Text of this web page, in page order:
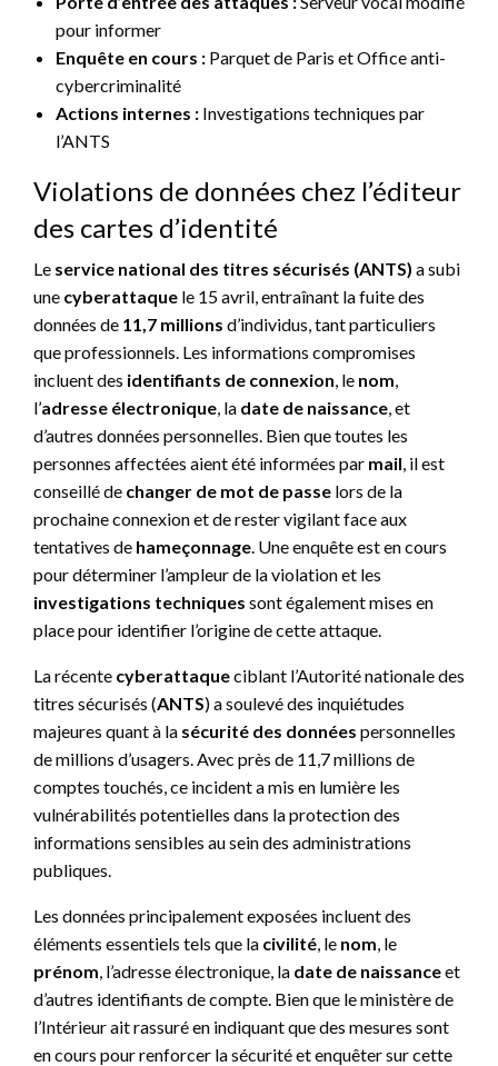
pour informer
Enquête en cours : Parquet de Paris et Office anti-
cybercriminalité
Actions internes : Investigations techniques par
l’ANTS
Violations de données chez l’éditeur
des cartes d’identité
Le service national des titres sécurisés (ANTS) a subi
une cyberattaque le 15 avril, entraînant la fuite des
données de 11,7 millions d’individus, tant particuliers
que professionnels. Les informations compromises
incluent des identifiants de connexion, le nom,
l’adresse électronique, la date de naissance, et
d’autres données personnelles. Bien que toutes les
personnes affectées aient été informées par mail, il est
conseillé de changer de mot de passe lors de la
prochaine connexion et de rester vigilant face aux
tentatives de hameçonnage. Une enquête est en cours
pour déterminer l’ampleur de la violation et les
investigations techniques sont également mises en
place pour identifier l’origine de cette attaque.
La récente cyberattaqueciblant l’Autorité nationale des
titres sécurisés (ANTS) a soulevé des inquiétudes
majeures quant à la sécurité des données personnelles
de millions d’usagers. Avec près de 11,7 millions de
comptes touchés, ce incident a mis en lumière les
vulnérabilités potentielles dans la protection des
informations sensibles au sein des administrations
publiques.
Les données principalement exposées incluent des
éléments essentiels tels que la civilité, le nom, le
prénom, l’adresse électronique, la date de naissanceet
d’autres identifiants de compte. Bien que le ministère de
l’Intérieur ait rassuré en indiquant que des mesures sont
en cours pour renforcer la sécurité et enquêter sur cette